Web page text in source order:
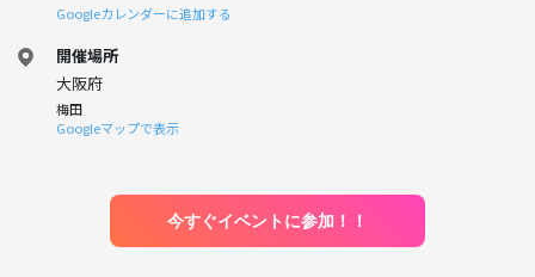
Googleカレンダーに追加する
開催場所
大阪府
梅田
Googleマップで表示
今すぐイベントに参加！！